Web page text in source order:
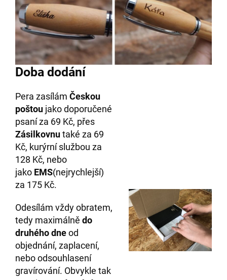
Doba dodání
Pera zasílám Českou
poštou jako doporučené
psaní za 69 Kč, přes
Zásilkovnutaké za 69
Kč, kurýrní službou za
128 Kč, nebo
jako EMS(nejrychlejší)
za 175 Kč.
Odesílám vždy obratem,
tedy maximálně do
druhéhodneod
objednání, zaplacení,
nebo odsouhlasení
gravírování. Obvykle tak